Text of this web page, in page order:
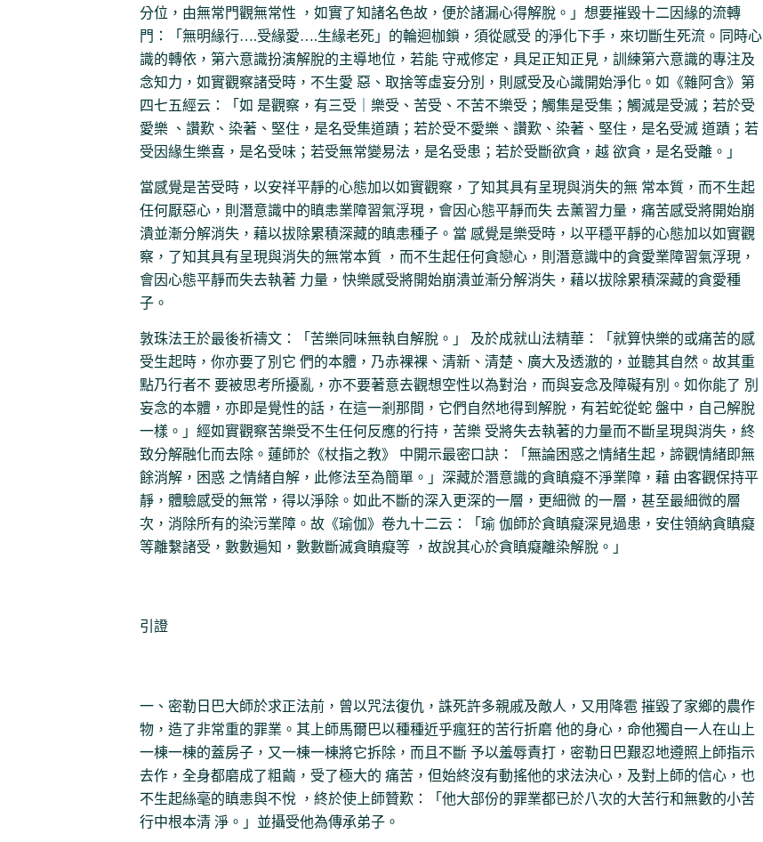
分位，由無常門觀無常性 ，如實了知諸名色故，便於諸漏心得解脫。」想要摧毀十二因緣的流轉
門：「無明緣行….受緣愛….生緣老死」的輪迴枷鎖，須從感受 的淨化下手，來切斷生死流。同時心
識的轉依，第六意識扮演解脫的主導地位，若能 守戒修定，具足正知正見，訓練第六意識的專注及
念知力，如實觀察諸受時，不生愛 惡、取捨等虛妄分別，則感受及心識開始淨化。如《雜阿含》第
四七五經云：「如 是觀察，有三受｜樂受、苦受、不苦不樂受；觸集是受集；觸滅是受滅；若於受
愛樂 、讚歎、染著、堅住，是名受集道蹟；若於受不愛樂、讚歎、染著、堅住，是名受滅 道蹟；若
受因緣生樂喜，是名受味；若受無常變易法，是名受患；若於受斷欲貪，越 欲貪，是名受離。」
當感覺是苦受時，以安祥平靜的心態加以如實觀察，了知其具有呈現與消失的無 常本質，而不生起
任何厭惡心，則潛意識中的瞋恚業障習氣浮現，會因心態平靜而失 去薰習力量，痛苦感受將開始崩
潰並漸分解消失，藉以拔除累積深藏的瞋恚種子。當 感覺是樂受時，以平穩平靜的心態加以如實觀
察，了知其具有呈現與消失的無常本質 ，而不生起任何貪戀心，則潛意識中的貪愛業障習氣浮現，
會因心態平靜而失去執著 力量，快樂感受將開始崩潰並漸分解消失，藉以拔除累積深藏的貪愛種
子。
敦珠法王於最後祈禱文：「苦樂同味無執自解脫。」 及於成就山法精華：「就算快樂的或痛苦的感
受生起時，你亦要了別它 們的本體，乃赤裸裸、清新、清楚、廣大及透澈的，並聽其自然。故其重
點乃行者不 要被思考所擾亂，亦不要著意去觀想空性以為對治，而與妄念及障礙有別。如你能了 別
妄念的本體，亦即是覺性的話，在這一剎那間，它們自然地得到解脫，有若蛇從蛇 盤中，自己解脫
一樣。」經如實觀察苦樂受不生任何反應的行持，苦樂 受將失去執著的力量而不斷呈現與消失，終
致分解融化而去除。蓮師於《杖指之教》 中開示最密口訣：「無論困惑之情緒生起，諦觀情緒即無
餘消解，困惑 之情緒自解，此修法至為簡單。」深藏於潛意識的貪瞋癡不淨業障，藉 由客觀保持平
靜，體驗感受的無常，得以淨除。如此不斷的深入更深的一層，更細微 的一層，甚至最細微的層
次，消除所有的染污業障。故《瑜伽》卷九十二云：「瑜 伽師於貪瞋癡深見過患，安住領納貪瞋癡
等離繫諸受，數數遍知，數數斷滅貪瞋癡等 ，故說其心於貪瞋癡離染解脫。」
引證
一、密勒日巴大師於求正法前，曾以咒法復仇，誅死許多親戚及敵人，又用降雹 摧毀了家鄉的農作
物，造了非常重的罪業。其上師馬爾巴以種種近乎瘋狂的苦行折磨 他的身心，命他獨自一人在山上
一棟一棟的蓋房子，又一棟一棟將它拆除，而且不斷 予以羞辱責打，密勒日巴艱忍地遵照上師指示
去作，全身都磨成了粗繭，受了極大的 痛苦，但始終沒有動搖他的求法決心，及對上師的信心，也
不生起絲毫的瞋恚與不悅 ，終於使上師贊歎：「他大部份的罪業都已於八次的大苦行和無數的小苦
行中根本清 淨。」並攝受他為傳承弟子。